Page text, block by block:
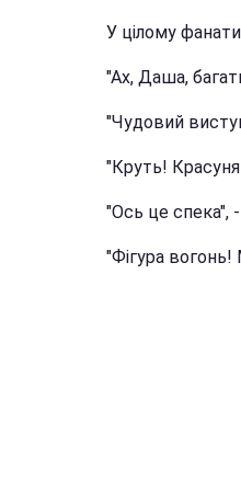
У цілому
"Ах, Даша,
"Чудовий
"Круть!
"Ось це спека",
"Фігура